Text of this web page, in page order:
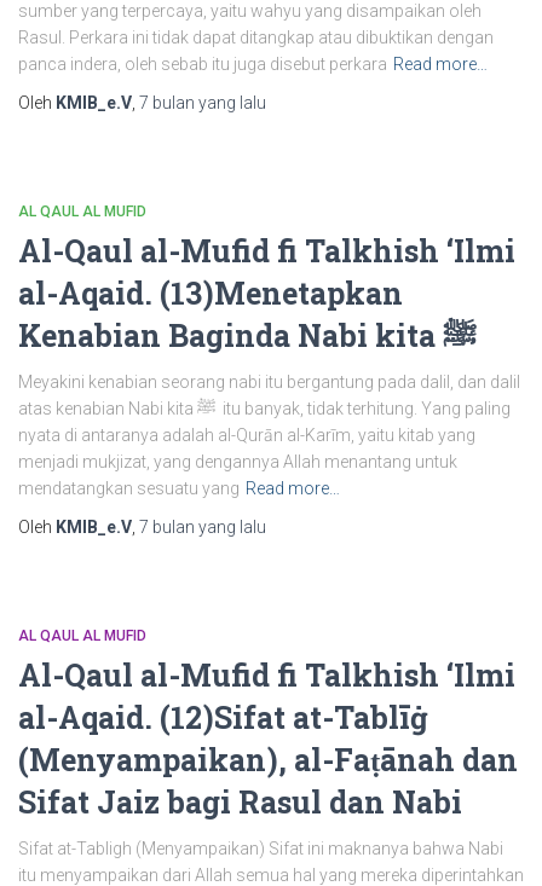
sumber yang terpercaya, yaitu wahyu yang disampaikan oleh
Rasul. Perkara ini tidak dapat ditangkap atau dibuktikan dengan
panca indera, oleh sebab itu juga disebut perkara Read more…
Oleh KMIB_e.V 7 bulan yang lalu
AL QAUL AL MUFID
Al-Qaul al-Mufid fi Talkhish ‘Ilmi
al-Aqaid. (13)Menetapkan
Kenabian Baginda Nabi kita ﷺ
Meyakini kenabian seorang nabi itu bergantung pada dalil, dan dalil
atas kenabian Nabi kita ﷺ itu banyak, tidak terhitung. Yang paling
nyata di antaranya adalah al-Qurān al-Karīm, yaitu kitab yang
menjadi mukjizat, yang dengannya Allah menantang untuk
mendatangkan sesuatu yang Read more…
Oleh KMIB_e.V 7 bulan yang lalu
AL QAUL AL MUFID
Al-Qaul al-Mufid fi Talkhish ‘Ilmi
al-Aqaid. (12)Sifat at-Tablīġ
(Menyampaikan), al-Faṭānah dan
Sifat Jaiz bagi Rasul dan Nabi
Sifat at-Tabligh (Menyampaikan) Sifat ini maknanya bahwa Nabi
itu menyampaikan dari Allah semua hal yang mereka diperintahkan